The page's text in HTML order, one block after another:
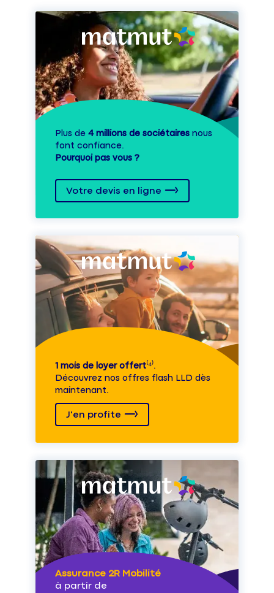
Plus de 4 millions de sociétaires nous
font confiance.
Pourquoi pas vous ?
Votre devis en ligne
1 mois de loyer offert⁽⁴⁾.
Découvrez nos offres flash LLD dès
maintenant.
J'en profite
Assurance 2R Mobilité
à partir de